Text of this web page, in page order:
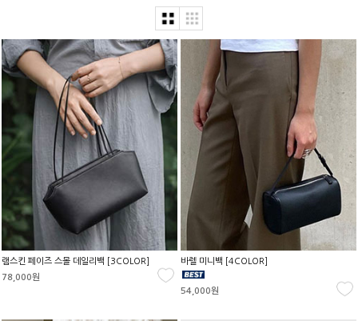
램스킨 페이즈 스몰 데일리백 [3COLOR]
78,000원
바렐 미니백 [4COLOR]
54,000원